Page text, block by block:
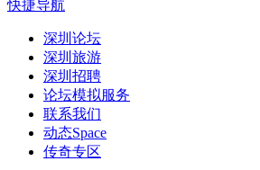
快捷导航
深圳论坛
深圳旅游
深圳招聘
论坛模拟服务
联系我们
动态Space
传奇专区